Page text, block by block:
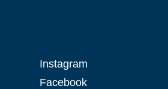
Instagram
Facebook